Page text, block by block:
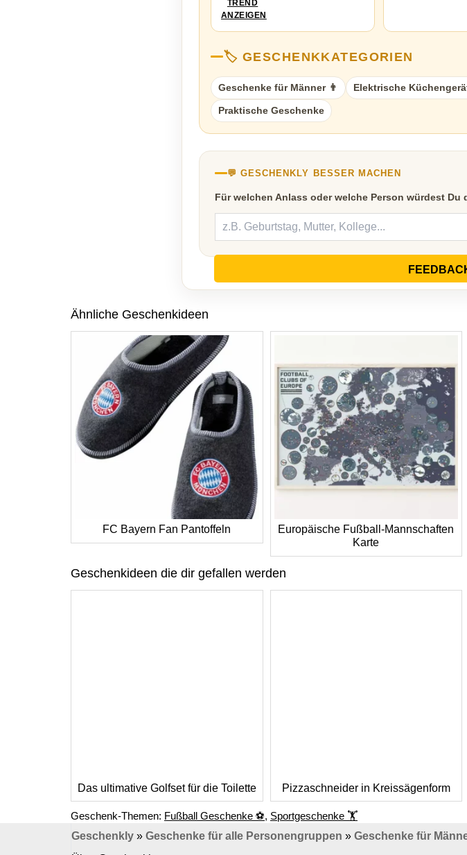
TREND
ANZEIGEN
🏷️ GESCHENKKATEGORIEN
Geschenke für Männer 👨 Elektrische
Praktische Geschenke
💬 GESCHENKLY BESSER MACHEN
Für welchen Anlass oder welche Person würdest Du
Ähnliche Geschenkideen
FC Bayern Fan Pantoffeln
Europäische Fußball-Mannschaften
Karte
Geschenkideen die dir gefallen werden
Das ultimative Golfset für die Toilette Pizzaschneider in Kreissägenform
Geschenk-Themen: Fußball Geschenke ⚽, Sportgeschenke ‭🏋
Geschenkly » Geschenke für alle Personengruppen » Geschenke für